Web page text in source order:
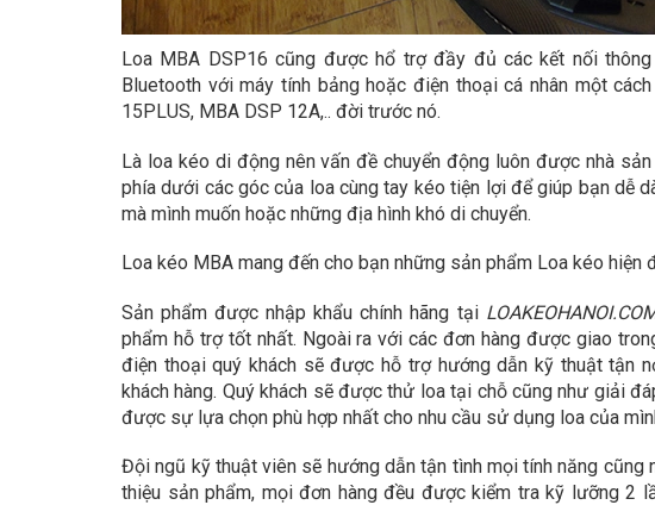
Loa MBA DSP16 cũng được hổ trợ đầy đủ các kết nối
Bluetooth với máy tính bảng hoặc điện thoại cá nhân một
15PLUS, MBA DSP 12A,.. đời trước nó.
Là loa kéo di động nên vấn đề chuyển động luôn được nhà
phía dưới các góc của loa cùng tay kéo tiện lợi để giúp bạn dễ
mà mình muốn hoặc những địa hình khó di chuyển.
Loa kéo MBA mang đến cho bạn những sản phẩm Loa kéo hiện
Sản phẩm được nhập khẩu chính hãng tại
phẩm hỗ trợ tốt nhất. Ngoài ra với các đơn hàng được giao
điện thoại quý khách sẽ được hỗ trợ hướng dẫn kỹ thuật tận
khách hàng. Quý khách sẽ được thử loa tại chỗ cũng như giải
được sự lựa chọn phù hợp nhất cho nhu cầu sử dụng loa của
Đội ngũ kỹ thuật viên sẽ hướng dẫn tận tình mọi tính năng
thiệu sản phẩm, mọi đơn hàng đều được kiểm tra kỹ lưỡng 2